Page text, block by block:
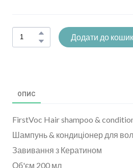
Додати до
ОПИС
FirstVoc Hair shampoo &
Шампунь & кондиціонер для
Завивання з Кератином
Об'єм 200 мл